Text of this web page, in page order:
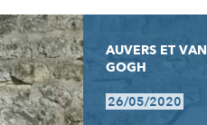
AUVERS ET VAN
GOGH
26/05/2020